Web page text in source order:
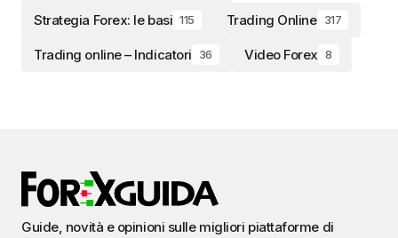
Strategia Forex: le basi 115 Trading Online 317
Trading online – Indicatori 36 Video Forex 8
Guide, novità e opinioni sulle migliori piattaforme di